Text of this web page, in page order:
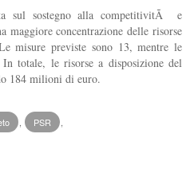
sul sostegno alla competitivitÃ e
maggiore concentrazione delle risorse
misure previste sono 13, mentre le
totale, le risorse a disposizione del
184 milioni di euro.
PSR